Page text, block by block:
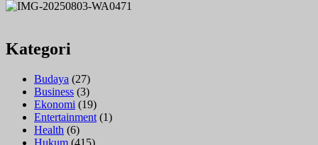
Kategori
Budaya (27)
Business (3)
Ekonomi (19)
Entertainment (1)
Health (6)
Hukum (415)